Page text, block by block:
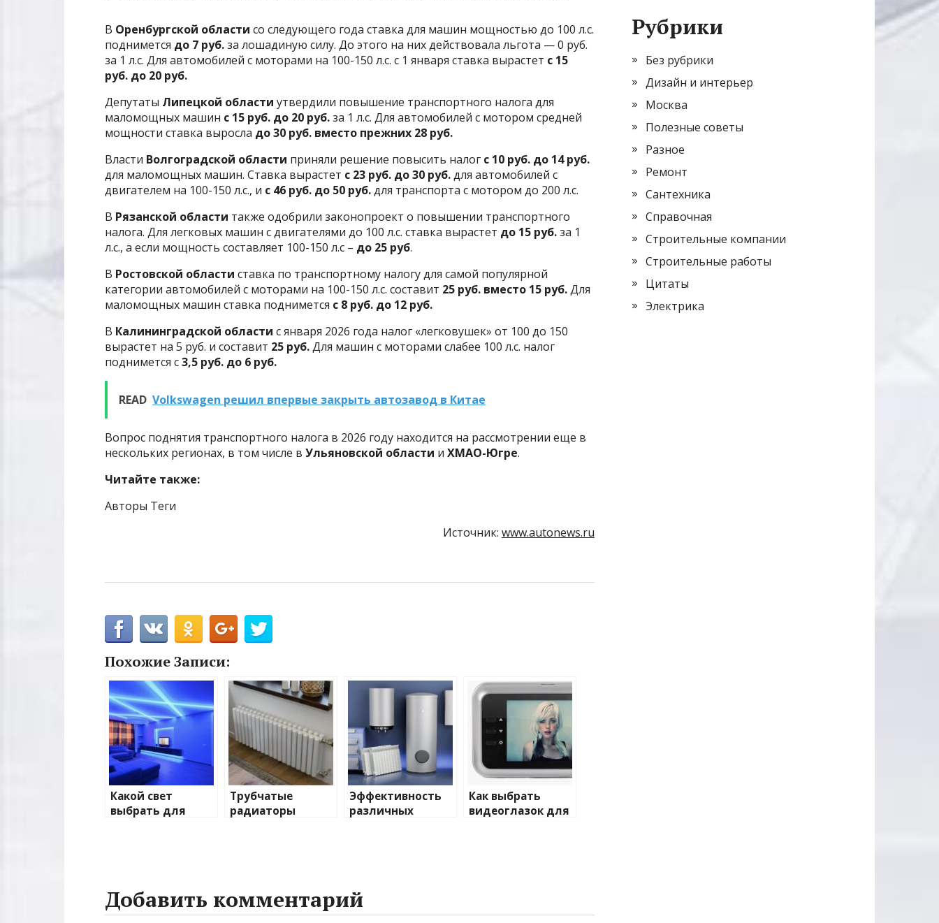
В Оренбургской области со следующего года ставка для машин мощностью до 100 л.с.
поднимется до 7 руб.за лошадиную силу. До этого на них действовала льгота — 0 руб.
за 1 л.с. Для автомобилей с моторами на 100-150 л.с. с 1 января ставка вырастет с 15
руб. до 20 руб.
Депутаты Липецкой области утвердили повышение транспортного налога для
маломощных машин с 15 руб. до 20 руб.за 1 л.с. Для автомобилей с мотором средней
мощности ставка выросла до 30 руб. вместо прежних 28 руб.
Власти Волгоградской области приняли решение повысить налог с 10 руб. до 14 руб.
для маломощных машин. Ставка вырастет с 23 руб. до 30 руб.для автомобилей с
двигателем на 100-150 л.с., и с 46 руб. до 50 руб.для транспорта с мотором до 200 л.с.
В Рязанской области также одобрили законопроект о повышении транспортного
налога. Для легковых машин с двигателями до 100 л.с. ставка вырастет до 15 руб.за 1
л.с., а если мощность составляет 100-150 л.с – до 25 руб.
В Ростовской области ставка по транспортному налогу для самой популярной
категории автомобилей с моторами на 100-150 л.с. составит 25 руб. вместо 15 руб.Для
маломощных машин ставка поднимется с 8 руб. до 12 руб.
В Калининградской области с января 2026 года налог «легковушек» от 100 до 150
вырастет на 5 руб. и составит 25 руб.Для машин с моторами слабее 100 л.с. налог
поднимется с3,5 руб. до 6 руб.
READ Volkswagen решил впервые закрыть автозавод в Китае
Вопрос поднятия транспортного налога в 2026 году находится на рассмотрении еще в
нескольких регионах, в том числе в Ульяновской области и ХМАО-Югре.
Читайте также:
Авторы Теги
Источник: www.autonews.ru
Похожие Записи:
Какой свет
выбрать для
Трубчатые
радиаторы
Эффективность
различных
Как выбрать
видеоглазок для
Добавить комментарий
Рубрики
Без рубрики
Дизайн и интерьер
Москва
Полезные советы
Разное
Ремонт
Сантехника
Справочная
Строительные компании
Строительные работы
Цитаты
Электрика